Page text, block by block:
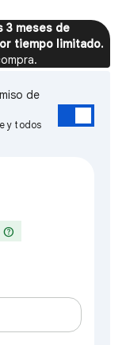
3 meses de
tiempo limitado.
de
y todos
help